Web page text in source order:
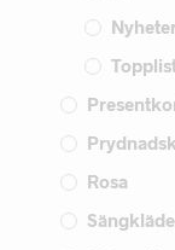
Rosa